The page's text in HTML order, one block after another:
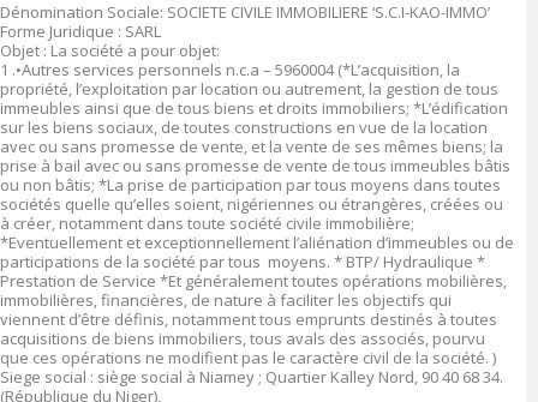
Dénomination Sociale: SOCIETE CIVILE IMMOBILIERE ‘S.C.I-KAO-IMMO’
Forme Juridique : SARL
Objet : La société a pour objet:
1 .•Autres services personnels n.c.a – 5960004 (*L’acquisition, la
propriété, l’exploitation par location ou autrement, la gestion de tous
immeubles ainsi que de tous biens et droits immobiliers; *L’édification
sur les biens sociaux, de toutes constructions en vue de la location
avec ou sans promesse de vente, et la vente de ses mêmes biens; la
prise à bail avec ou sans promesse de vente de tous immeubles bâtis
ou non bâtis; *La prise de participation par tous moyens dans toutes
sociétés quelle qu’elles soient, nigériennes ou étrangères, créées ou
à créer, notamment dans toute société civile immobilière;
*Eventuellement et exceptionnellement l’aliénation d’immeubles ou de
participations de la société par tous moyens. * BTP/ Hydraulique *
Prestation de Service *Et généralement toutes opérations mobilières,
immobilières, financières, de nature à faciliter les objectifs qui
viennent d’être définis, notamment tous emprunts destinés à toutes
acquisitions de biens immobiliers, tous avals des associés, pourvu
que ces opérations ne modifient pas le caractère civil de la société. )
Siege social : siège social à Niamey ; Quartier Kalley Nord, 90 40 68 34.
(République du Niger),